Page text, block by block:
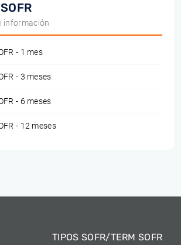
información
- 1 mes
- 3 meses
- 6 meses
- 12 meses
TIPOS SOFR/TERM SOFR